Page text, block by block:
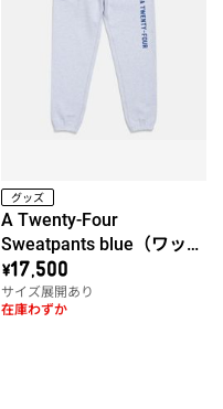
グッズ
A Twenty-Four
Sweatpants blue（ワッペ
ン右）
\17,500
サイズ展開あり
在庫わずか